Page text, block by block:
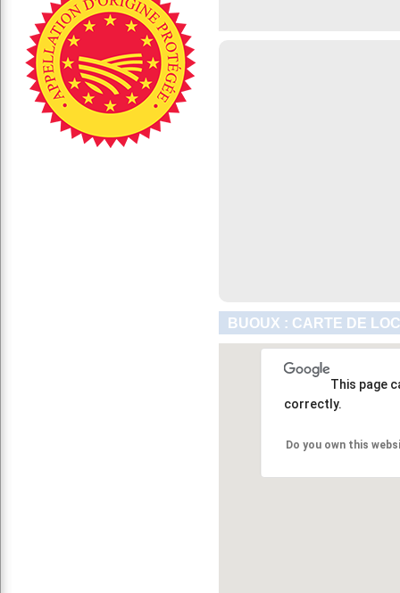
BUOUX : CARTE DE
This page
correctly.
Do you own this